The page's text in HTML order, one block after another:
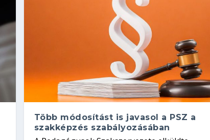
Több módosítást is javasol a PSZ a
szakképzés szabályozásában